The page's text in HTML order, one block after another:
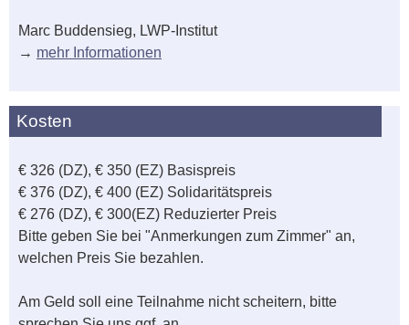
Marc Buddensieg, LWP-Institut
→ mehr Informationen
Kosten
€ 326 (DZ), € 350 (EZ) Basispreis
€ 376 (DZ), € 400 (EZ) Solidaritätspreis
€ 276 (DZ), € 300(EZ) Reduzierter Preis
Bitte geben Sie bei "Anmerkungen zum Zimmer" an,
welchen Preis Sie bezahlen.
Am Geld soll eine Teilnahme nicht scheitern, bitte